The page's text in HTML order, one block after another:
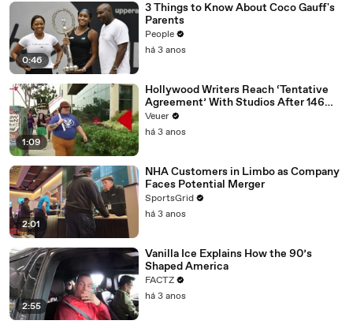
0:46
3 Things to Know About Coco Gauff's
Parents
People
há 3 anos
1:09
Hollywood Writers Reach ‘Tentative
Agreement’ With Studios After 146
Day Strike
Veuer
há 3 anos
2:01
NHA Customers in Limbo as Company
Faces Potential Merger
SportsGrid
há 3 anos
2:55
Vanilla Ice Explains How the 90’s
Shaped America
FACTZ
há 3 anos